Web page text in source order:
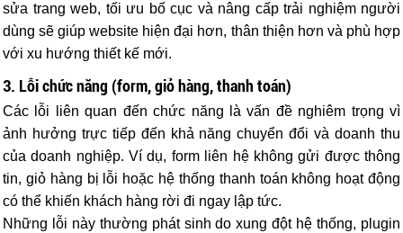
sửa trang web, tối ưu bố cục và nâng cấp trải nghiệm người
dùng sẽ giúp website hiện đại hơn, thân thiện hơn và phù hợp
với xu hướng thiết kế mới.
3. Lỗi chức năng (form, giỏ hàng, thanh toán)
Các lỗi liên quan đến chức năng là vấn đề nghiêm trọng vì
ảnh hưởng trực tiếp đến khả năng chuyển đổi và doanh thu
của doanh nghiệp. Ví dụ, form liên hệ không gửi được thông
tin, giỏ hàng bị lỗi hoặc hệ thống thanh toán không hoạt động
có thể khiến khách hàng rời đi ngay lập tức.
Những lỗi này thường phát sinh do xung đột hệ thống, plugin